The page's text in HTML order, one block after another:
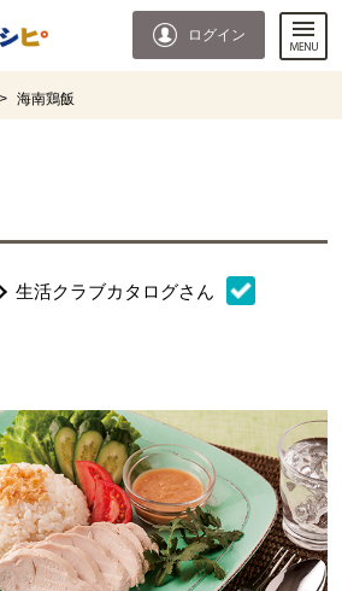
ログイン
> 海南鶏飯
生活クラブカタログさん